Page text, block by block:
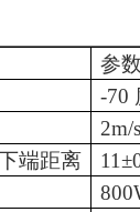
参数
-70
2m/
端距离